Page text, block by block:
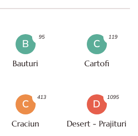
B
Bauturi
95
C
Cartofi
119
C
Craciun
413
D
Desert - Prajituri
1095